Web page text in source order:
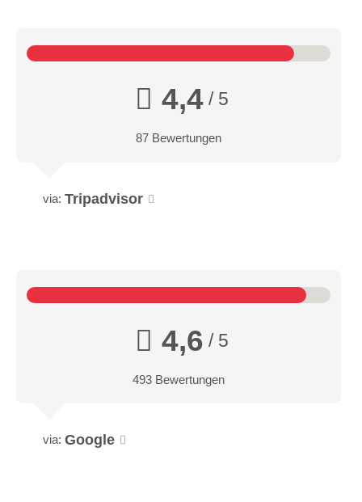
4,4/ 5
87 Bewertungen
via: Tripadvisor
4,6 / 5
493 Bewertungen
via: Google